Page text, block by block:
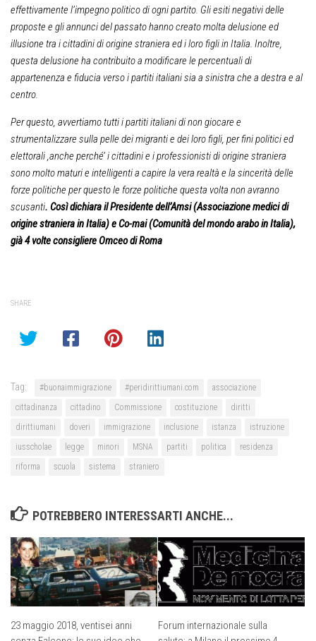
effettivamente l’impegno politico di ogni partito. Gli esiti negativi delle
proposte e gli annunci del passato hanno creato molta delusione ed
illusione tra i cittadini di origine straniera ed i loro figli in Italia. Inoltre,
questa delusione ha contribuito a modificare le percentuali di
appartenenza e fiducia verso i partiti italiani sia a sinistra che a destra e al
centro.
Per questo, avvertiamo tutti i partiti italiani di non giocare e
strumentalizzare sulla pelle dei migranti e dei loro figli, per fini politici ed
elettorali ,anche perché’ i cittadini e i professionisti di origine straniera
sono molto maturi e intelligenti a capire la vera realtà e la sincerità delle
forze politiche per questo le forze politiche questa volta non avranno
scusanti. Cosìdichiara il Presidente dell’Amsi (Associazione medici di
origine straniera in Italia) e Co-mai (Comunità del mondo arabo in Italia),
già 4 volte consigliere Omceo di Roma
SHARE
Tag: #buonaimmigrazione #peridirittiumani.com
associazione
cittadinanza
cittadino Commissione costituzione
diritti
dirittiumani
doveri immigrazione inclusione istanza
istruzione
iusscholae
legge minori MSNA partiti politica
residenza
riforma
scuola sistema straniero
POTREBBERO INTERESSARTI ANCHE...
23 maggio 2018, ventisei anni
Forum internazionale sulla